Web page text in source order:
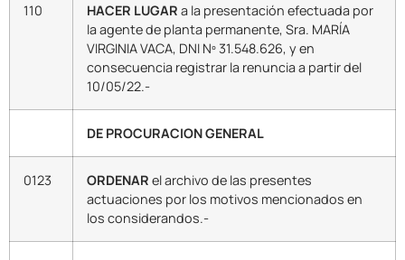
110 HACER LUGAR a la presentación efectuada por
la agente de planta permanente, Sra. MARÍA
VIRGINIA VACA, DNI Nº 31.548.626, y en
consecuencia registrar la renuncia a partir del
10/05/22.-
DE PROCURACION GENERAL
0123 ORDENAR el archivo de las presentes
actuaciones por los motivos mencionados en
los considerandos.-